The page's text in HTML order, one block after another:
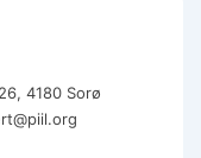
4180 Sorø